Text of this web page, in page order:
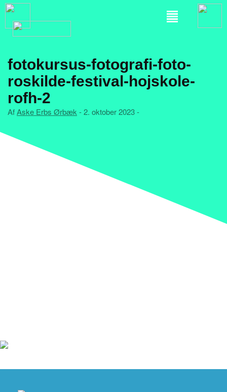
fotokursus-fotografi-foto-
roskilde-festival-hojskole-
rofh-2
AfAske Erbs Ørbæk - 2. oktober 2023 -